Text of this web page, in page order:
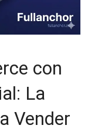
con
La
Vender